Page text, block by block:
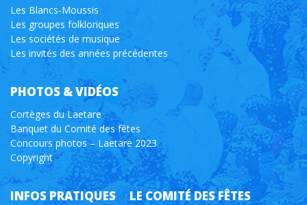
Les Blancs-Moussis
Les groupes folkloriques
Les sociétés de musique
Les invités des années précédentes
PHOTOS & VIDÉOS
Cortèges du Laetare
Banquet du Comité des fêtes
Concours photos – Laetare 2023
Copyright
INFOS PRATIQUES LE COMITÉ DES FÊTES